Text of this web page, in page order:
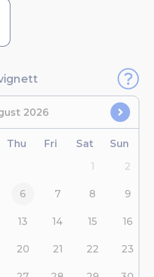
2026
Thu Fri Sat
Sun
1
2
6 7 8 9
13 14 15 16
20 21 22 23